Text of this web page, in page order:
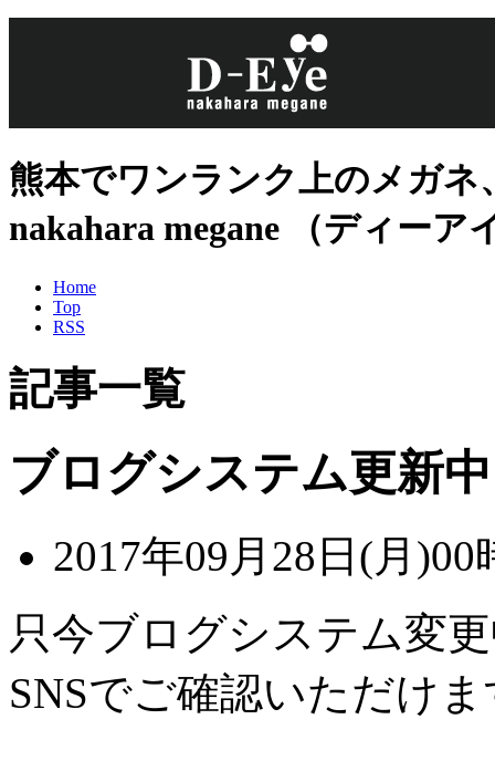
熊本でワンランク上のメガ
nakahara megane （ディーア
Home
Top
RSS
記事一覧
ブログシステム更新中
2017年09月28日(月)00
只今ブログシステム変
SNSでご確認いただけ